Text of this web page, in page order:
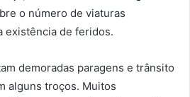
o número de viaturas
existência de feridos.
demoradas paragens e trânsito
alguns troços. Muitos